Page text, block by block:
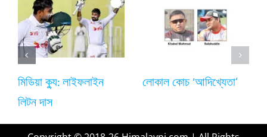
মিডিয়া ক্যু: লাইফলাইন
লিটন দাস
লোকাল কোচ ‘আদিখ্যেতা’